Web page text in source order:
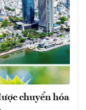
chuyển hóa